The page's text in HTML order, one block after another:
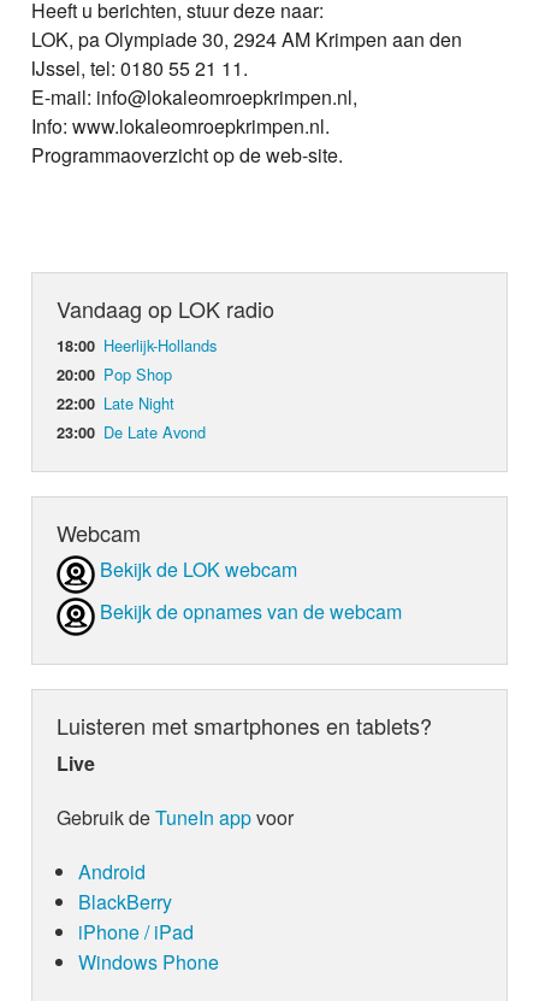
Heeft u berichten, stuur deze naar:
LOK, pa Olympiade 30, 2924 AM Krimpen aan den
IJssel, tel: 0180 55 21 11.
E-mail: info@lokaleomroepkrimpen.nl,
Info: www.lokaleomroepkrimpen.nl.
Programmaoverzicht op de web-site.
Vandaag op LOK radio
18:00 Heerlijk-Hollands
20:00 Pop Shop
22:00 Late Night
23:00 De Late Avond
Webcam
Bekijk de LOK webcam
Bekijk de opnames van de webcam
Luisteren met smartphones en tablets?
Live
Gebruik deTuneIn appvoor
Android
BlackBerry
iPhone / iPad
Windows Phone